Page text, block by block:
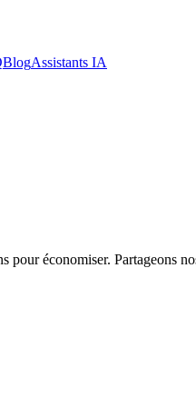
BlogAssistants IA
pour économiser. Partageons